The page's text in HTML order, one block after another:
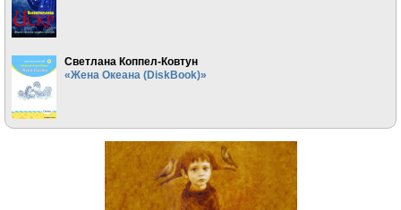
Светлана Коппел-Ковтун
«Жена Океана (DiskBook)»